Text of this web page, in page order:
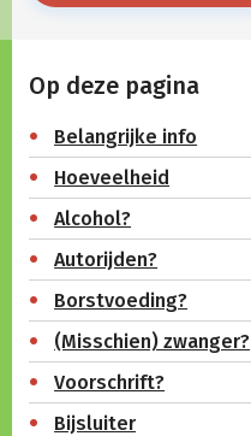
Op deze pagina
Belangrijke info
Hoeveelheid
Alcohol?
Autorijden?
Borstvoeding?
(Misschien) zwanger?
Voorschrift?
Bijsluiter